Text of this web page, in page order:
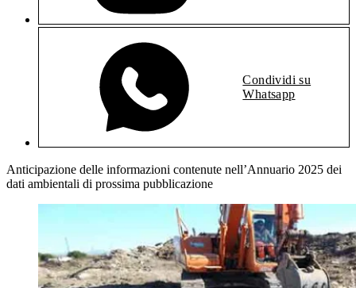
Condividi su
Whatsapp
Anticipazione delle informazioni contenute nell’Annuario 2025 dei
dati ambientali di prossima pubblicazione